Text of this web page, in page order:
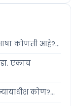
कोणती आहे?...
एकाच
कोण?...